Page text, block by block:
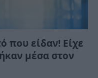
που είδαν! Είχε
μέσα στον